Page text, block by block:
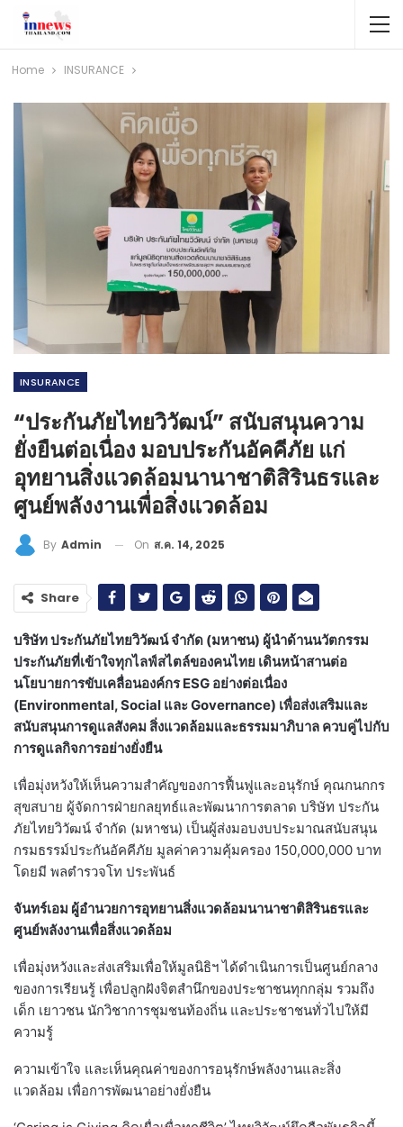
Home INSURANCE
INSURANCE
“ประกันภัยไทยวิวัฒน์” สนับสนุนความ
ยั่งยืนต่อเนื่อง มอบประกันอัคคีภัย แก่
อุทยานสิ่งแวดล้อมนานาชาติสิรินธรและ
ศูนย์พลังงานเพื่อสิ่งแวดล้อม
By Admin On ส.ค. 14, 2025
Share
บริษัท ประกันภัยไทยวิวัฒน์ จำกัด (มหาชน) ผู้นำด้านนวัตกรรม
ประกันภัยที่เข้าใจทุกไลฟ์สไตล์ของคนไทย เดินหน้าสานต่อ
นโยบายการขับเคลื่อนองค์กร ESG อย่างต่อเนื่อง
(Environmental, Social และ Governance) เพื่อส่งเสริมและ
สนับสนุนการดูแลสังคม สิ่งแวดล้อมและธรรมมาภิบาล ควบคู่ไปกับ
การดูแลกิจการอย่างยั่งยืน
เพื่อมุ่งหวังให้เห็นความสำคัญของการฟื้นฟูและอนุรักษ์ คุณกนกกร
สุขสบาย ผู้จัดการฝ่ายกลยุทธ์และพัฒนาการตลาด บริษัท ประกัน
ภัยไทยวิวัฒน์ จำกัด (มหาชน) เป็นผู้ส่งมอบงบประมาณสนับสนุน
กรมธรรม์ประกันอัคคีภัย มูลค่าความคุ้มครอง 150,000,000 บาท
โดยมี พลตำรวจโท ประพันธ์
จันทร์เอม ผู้อำนวยการอุทยานสิ่งแวดล้อมนานาชาติสิรินธรและ
ศูนย์พลังงานเพื่อสิ่งแวดล้อม
เพื่อมุ่งหวังและส่งเสริมเพื่อให้มูลนิธิฯ ได้ดำเนินการเป็นศูนย์กลาง
ของการเรียนรู้ เพื่อปลูกฝังจิตสำนึกของประชาชนทุกกลุ่ม รวมถึง
เด็ก เยาวชน นักวิชาการชุมชนท้องถิ่น และประชาชนทั่วไปให้มี
ความรู้
ความเข้าใจ และเห็นคุณค่าของการอนุรักษ์พลังงานและสิ่ง
แวดล้อม เพื่อการพัฒนาอย่างยั่งยืน